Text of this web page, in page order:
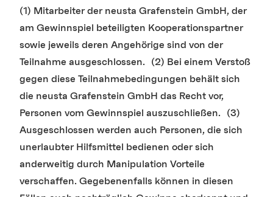
(1) Mitarbeiter der neusta Grafenstein GmbH, der
am Gewinnspiel beteiligten Kooperationspartner
sowie jeweils deren Angehörige sind von der
Teilnahme ausgeschlossen. (2) Bei einem Verstoß
gegen diese Teilnahmebedingungen behält sich
die neusta Grafenstein GmbH das Recht vor,
Personen vom Gewinnspiel auszuschließen. (3)
Ausgeschlossen werden auch Personen, die sich
unerlaubter Hilfsmittel bedienen oder sich
anderweitig durch Manipulation Vorteile
verschaffen. Gegebenenfalls können in diesen